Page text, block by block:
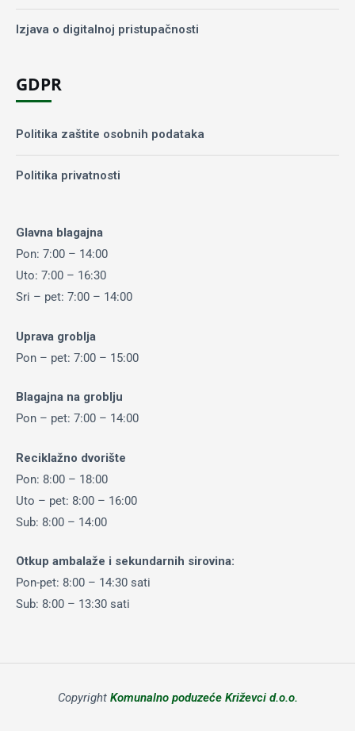
Izjava o digitalnoj pristupačnosti
GDPR
Politika zaštite osobnih podataka
Politika privatnosti
Glavna blagajna
Pon: 7:00 – 14:00
Uto: 7:00 – 16:30
Sri – pet: 7:00 – 14:00
Uprava groblja
Pon – pet: 7:00 – 15:00
Blagajna na groblju
Pon – pet: 7:00 – 14:00
Reciklažno dvorište
Pon: 8:00 – 18:00
Uto – pet: 8:00 – 16:00
Sub: 8:00 – 14:00
Otkup ambalaže i sekundarnih sirovina:
Pon-pet: 8:00 – 14:30 sati
Sub: 8:00 – 13:30 sati
Copyright Komunalno poduzeće Križevci d.o.o.